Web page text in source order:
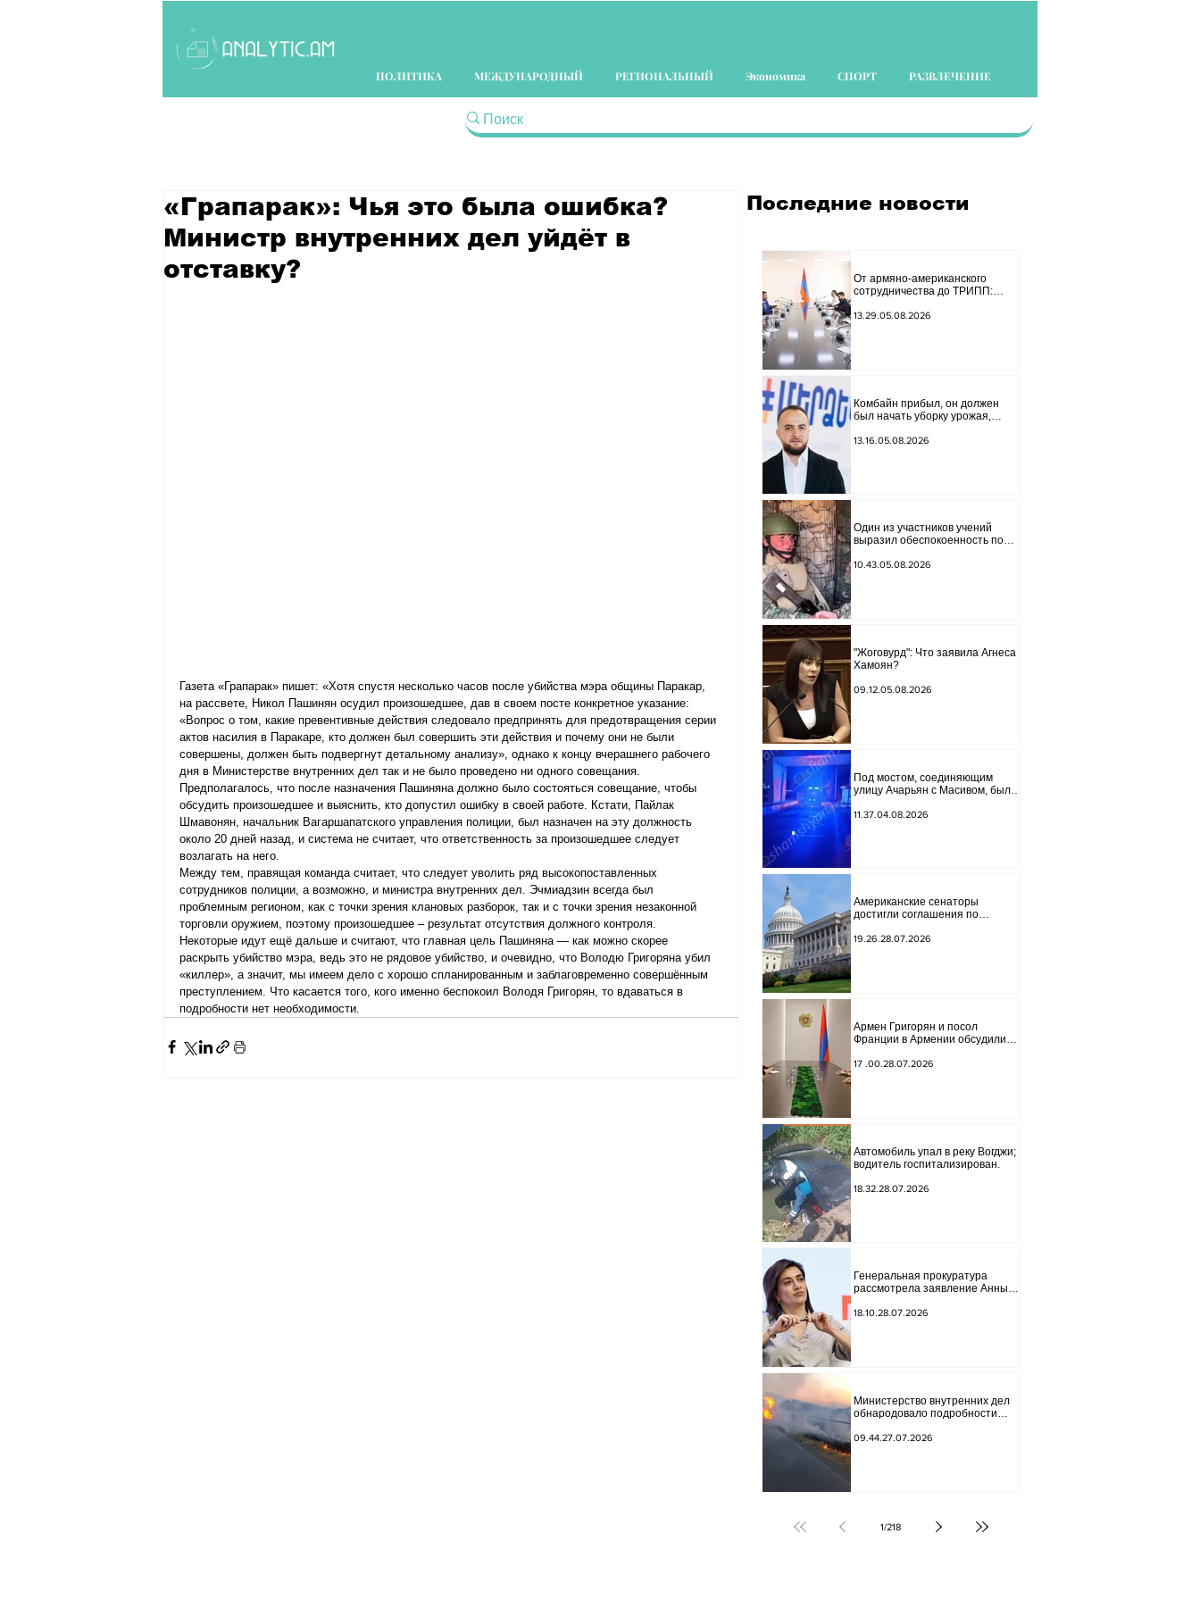
ПОЛИТИКА МЕЖДУНАРОДНЫЙ РЕГИОНАЛЬНЫЙ Экономика СПОРТ РАЗВЛЕЧЕНИЕ
«Грапарак»: Чья это была ошибка?
Министр внутренних дел уйдёт в
отставку?
Газета «Грапарак» пишет: «Хотя спустя несколько часов после убийства мэра общины Паракар,
на рассвете, Никол Пашинян осудил произошедшее, дав в своем посте конкретное указание:
«Вопрос о том, какие превентивные действия следовало предпринять для предотвращения серии
актов насилия в Паракаре, кто должен был совершить эти действия и почему они не были
совершены, должен быть подвергнут детальному анализу», однако к концу вчерашнего рабочего
дня в Министерстве внутренних дел так и не было проведено ни одного совещания.
Предполагалось, что после назначения Пашиняна должно было состояться совещание, чтобы
обсудить произошедшее и выяснить, кто допустил ошибку в своей работе. Кстати, Пайлак
Шмавонян, начальник Вагаршапатского управления полиции, был назначен на эту должность
около 20 дней назад, и система не считает, что ответственность за произошедшее следует
возлагать на него.
Между тем, правящая команда считает, что следует уволить ряд высокопоставленных
сотрудников полиции, а возможно, и министра внутренних дел. Эчмиадзин всегда был
проблемным регионом, как с точки зрения клановых разборок, так и с точки зрения незаконной
торговли оружием, поэтому произошедшее – результат отсутствия должного контроля.
Некоторые идут ещё дальше и считают, что главная цель Пашиняна — как можно скорее
раскрыть убийство мэра, ведь это не рядовое убийство, и очевидно, что Володю Григоряна убил
«киллер», а значит, мы имеем дело с хорошо спланированным и заблаговременно совершённым
преступлением. Что касается того, кого именно беспокоил Володя Григорян, то вдаваться в
подробности нет необходимости.
Последние новости
От армяно-американского
сотрудничества до ТРИПП:
советника специального
13.29.05.08.2026
Комбайн прибыл, он должен
был начать уборку урожая,
постановление о запрете
13.16.05.08.2026
Один из участников учений
выразил обеспокоенность по
постов в Сюнике. Начальник
10.43.05.08.2026
"Жоговурд": Что заявила Агнеса
Хамоян?
09.12.05.08.2026
Под мостом, соединяющим
улицу Ачарьян с Масивом, было
котором были найдены две
11.37.04.08.2026
Американские сенаторы
достигли соглашения по
новых санкций против России и
19.26.28.07.2026
Армен Григорян и посол
Франции в Армении обсудили
стратегического партнерства.
17 .00.28.07.2026
Автомобиль упал в реку Вогджи;
водитель госпитализирован.
18.32.28.07.2026
Генеральная прокуратура
рассмотрела заявление Анны
18.10.28.07.2026
Министерство внутренних дел
обнародовало подробности
09.44.27.07.2026
1/218